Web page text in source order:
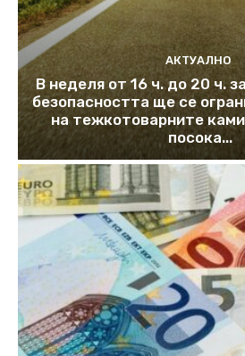
АКТУАЛНО
В неделя от 16 ч. до 20 ч.
безопасността ще се
на тежкотоварните
посока...